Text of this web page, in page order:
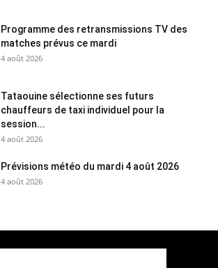
Programme des retransmissions TV des
matches prévus ce mardi
4 août 2026
Tataouine sélectionne ses futurs
chauffeurs de taxi individuel pour la
session...
4 août 2026
Prévisions météo du mardi 4 août 2026
4 août 2026